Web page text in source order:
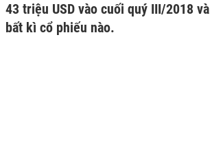
43 triệu USD vào cuối quý III/2018
bất kì cổ phiếu nào.